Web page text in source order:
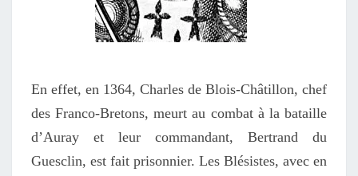
En effet, en 1364, Charles de Blois-Châtillon, chef
des Franco-Bretons, meurt au combat à la bataille
d’Auray et leur commandant, Bertrand du
Guesclin, est fait prisonnier. Les Blésistes, avec en